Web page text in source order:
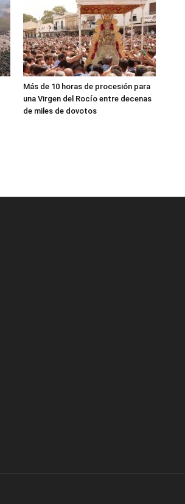
Más de 10 horas de procesión para
una Virgen del Rocío entre decenas
de miles de dovotos